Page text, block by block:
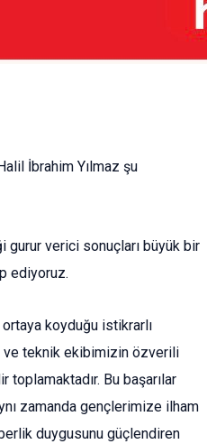
İbrahim Yılmaz şu
gurur verici sonuçları büyük bir
ediyoruz.
koyduğu istikrarlı
ve teknik ekibimizin özverili
toplamaktadır. Bu başarılar
zamanda gençlerimize ilham
duygusunu güçlendiren